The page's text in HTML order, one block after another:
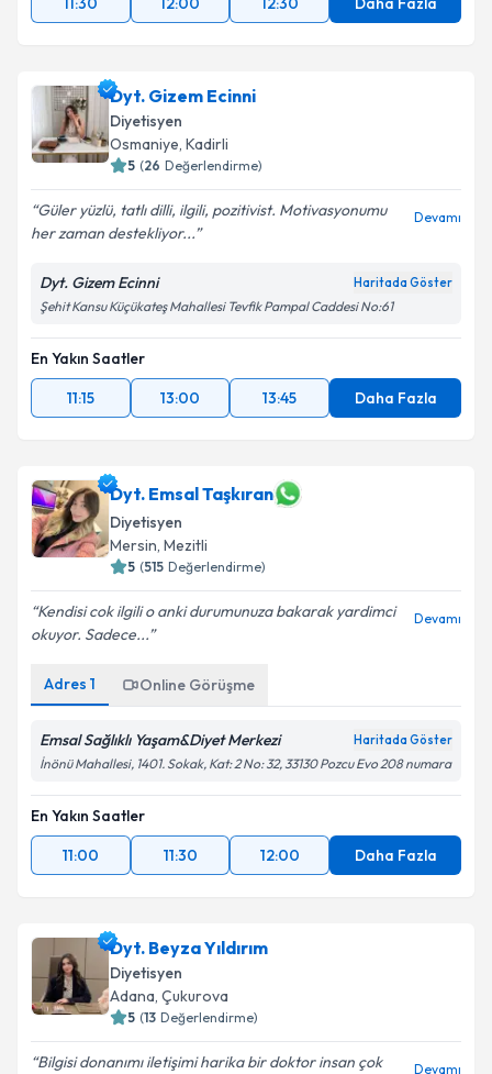
Dyt. Gizem Ecinni
Diyetisyen
Osmaniye, Kadirli
5 (26 Değerlendirme)
Güler yüzlü, tatlı dilli, ilgili, pozitivist. Motivasyonumu
her zaman destekliyor...
Devamı
Dyt. Gizem Ecinni Haritada Göster
Şehit Kansu Küçükateş Mahallesi Tevfik Pampal Caddesi No:61
En Yakın Saatler
11:15
13:00 13:45 Daha Fazla
Dyt. Emsal Taşkıran
Diyetisyen
Mersin, Mezitli
5 (515 Değerlendirme)
Kendisi cok ilgili o anki durumunuza bakarak yardimci
okuyor. Sadece...
Devamı
Adres 1 Online Görüşme
Emsal Sağlıklı Yaşam&Diyet Merkezi Haritada Göster
İnönü Mahallesi, 1401. Sokak, Kat: 2 No: 32, 33130 Pozcu Evo 208 numara
En Yakın Saatler
11:00
11:30 12:00 Daha Fazla
Dyt. Beyza Yıldırım
Diyetisyen
Adana, Çukurova
5 (13 Değerlendirme)
Bilgisi donanımı iletişimi harika bir doktor insan çok Devamı